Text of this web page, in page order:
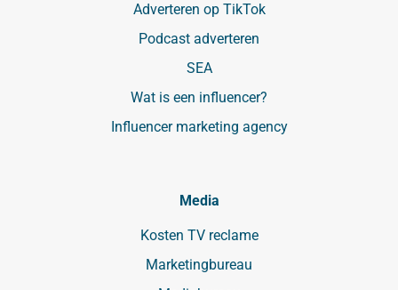
Adverteren op TikTok
Podcast adverteren
SEA
Wat is een influencer?
Influencer marketing agency
Media
Kosten TV reclame
Marketingbureau